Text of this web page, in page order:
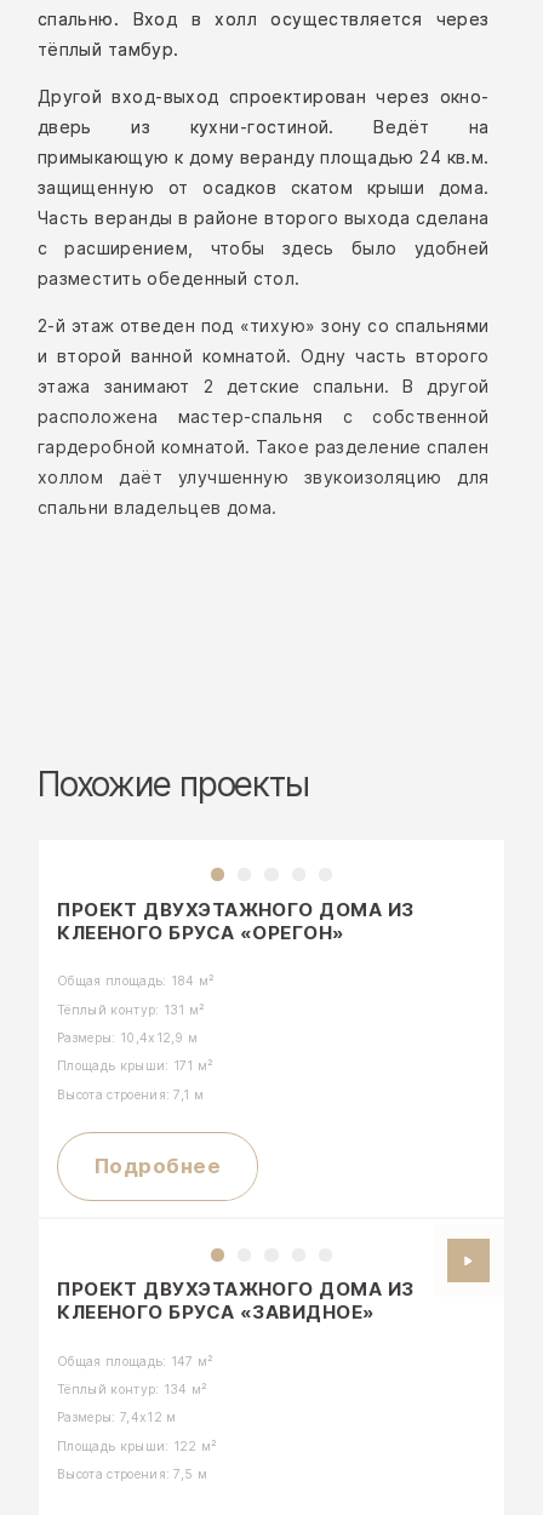
ПРОЕКТЫ
МЕДИАЦЕНТР
СТАТЬИ
КОМПАНИЯ
КОНТАКТЫ
+7 (915) 005-30-05
спальню. Вход в холл осуществляется через
тёплый тамбур.
Другой вход-выход спроектирован через окно-
дверь из кухни-гостиной. Ведёт на
примыкающую к дому веранду площадью 24 кв.м.
защищенную от осадков скатом крыши дома.
Часть веранды в районе второго выхода сделана
с расширением, чтобы здесь было удобней
разместить обеденный стол.
2-й этаж отведен под «тихую» зону со спальнями
и второй ванной комнатой. Одну часть второго
этажа занимают 2 детские спальни. В другой
расположена мастер-спальня с собственной
гардеробной комнатой. Такое разделение спален
холлом даёт улучшенную звукоизоляцию для
спальни владельцев дома.
Похожие проекты
ПРОЕКТ ДВУХЭТАЖНОГО ДОМА ИЗ
КЛЕЕНОГО БРУСА «ОРЕГОН»
Общая площадь: 184 м²
Тёплый контур: 131 м²
Размеры: 10,4х12,9 м
Площадь крыши: 171 м²
Высота строения: 7,1 м
Подробнее
ПРОЕКТ ДВУХЭТАЖНОГО ДОМА ИЗ
КЛЕЕНОГО БРУСА «ЗАВИДНОЕ»
Общая площадь: 147 м²
Тёплый контур: 134 м²
Размеры: 7,4х12 м
Площадь крыши: 122 м²
Высота строения: 7,5 м